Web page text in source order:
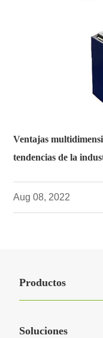
Ventajas
tendencias de la
Aug 08, 2022
Productos
Soluciones